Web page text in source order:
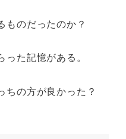
ものだったのか？
た記憶がある。
ちの方が良かった？